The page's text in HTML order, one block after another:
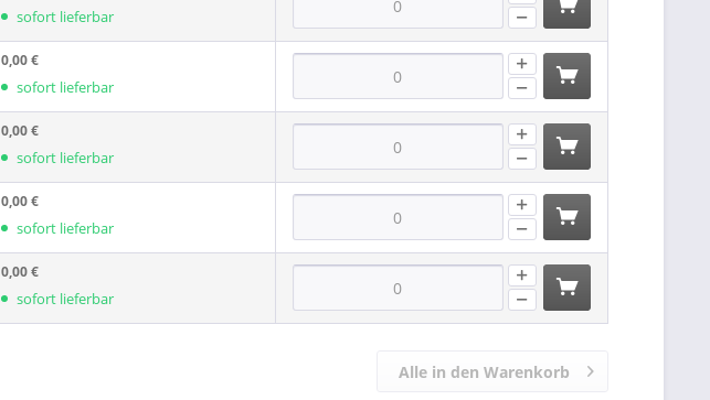
sofort lieferbar
0,00 €
sofort lieferbar
0,00 €
sofort lieferbar
0,00 €
sofort lieferbar
0,00 €
sofort lieferbar
Alle in den Warenkorb